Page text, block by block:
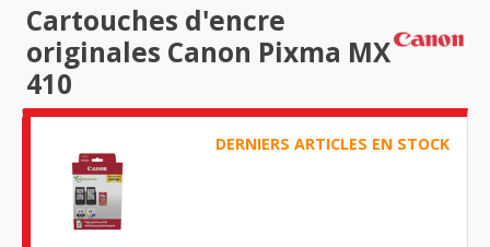
Cartouches d'encre
originales Canon Pixma MX
410
DERNIERS ARTICLES EN STOCK